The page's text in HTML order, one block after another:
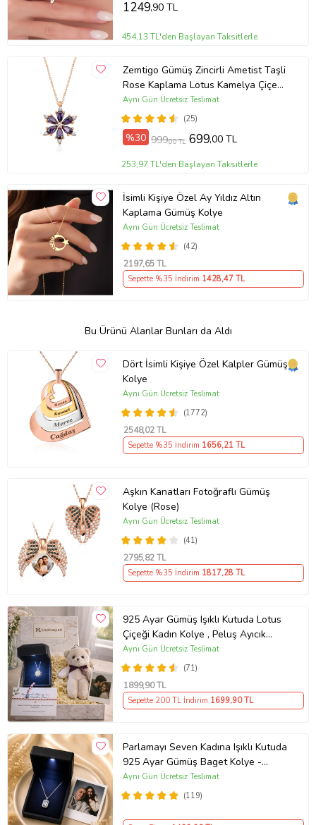
1249,90 TL
454,13 TL'den Başlayan Taksitlerle
Zemtigo Gümüş Zincirli Ametist Taşli
Rose Kaplama Lotus Kamelya Çiçeği
Kolye
(25)
Aynı Gün Ücretsiz Teslimat
%30 999,00 TL 699,00 TL
253,97 TL'den Başlayan Taksitlerle
İsimli Kişiye Özel Ay Yıldız Altın
Kaplama Gümüş Kolye
(42)
Aynı Gün Ücretsiz Teslimat
2197,65 TL
Sepette %35 İndirim 1428,47 TL
Bu Ürünü Alanlar Bunları da Aldı
Dört İsimli Kişiye Özel Kalpler Gümüş
Kolye
(1772)
Aynı Gün Ücretsiz Teslimat
2548,02 TL
Sepette %35 İndirim 1656,21 TL
Aşkın Kanatları Fotoğraflı Gümüş
Kolye (Rose)
(41)
Aynı Gün Ücretsiz Teslimat
2795,82 TL
Sepette %35 İndirim 1817,28 TL
925 Ayar Gümüş Işıklı Kutuda Lotus
Çiçeği Kadın Kolye , Peluş Ayıcık
Anahtarlık Marteniçka Bileklik,
Polaroid Fotoğraf Hediye
(71)
Aynı Gün Ücretsiz Teslimat
1899,90 TL
Sepette 200 TL İndirim 1699,90 TL
Parlamayı Seven Kadına Işıklı Kutuda
925 Ayar Gümüş Baget Kolye -
Kişiye Özel Fotoğraf Hediye
(119)
Aynı Gün Ücretsiz Teslimat